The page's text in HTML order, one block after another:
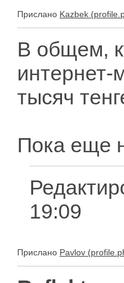
Прислано Kazbek
В общем,
интернет-
тысяч
Пока еще
19:09
Прислано Pavlov